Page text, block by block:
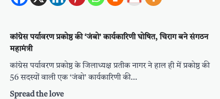
कांग्रेस पर्यावरण प्रकोष्ठ की ‘जंबो’ कार्यकारिणी घोषित, चिराग बने संगठन
महामंत्री
कांग्रेस पर्यावरण प्रकोष्ठ के जिलाध्यक्ष प्रतीक नागर ने हाल ही में प्रकोष्ठ की
56 सदस्यों वाली एक ‘जंबो’ कार्यकारिणी की…
Spread the love